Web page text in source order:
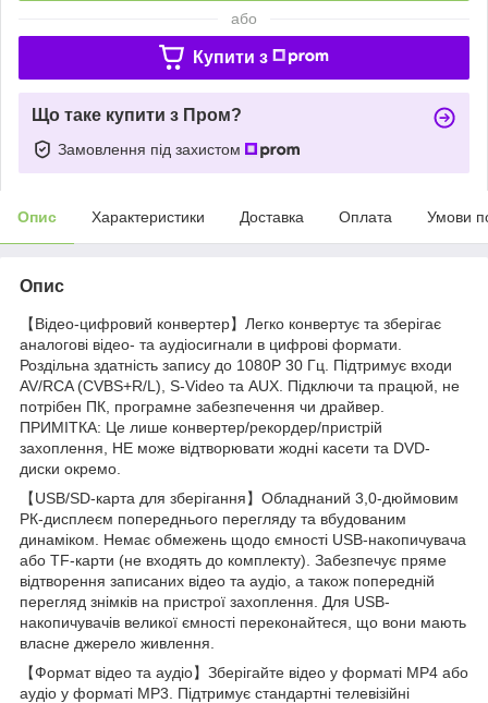
або
Купити з
Що таке купити з Пром?
Замовлення під захистом
Опис Характеристики Доставка Оплата Умови
Опис
【Відео-цифровий конвертер】Легко конвертує та зберігає
аналогові відео- та аудіосигнали в цифрові формати.
Роздільна здатність запису до 1080P 30 Гц. Підтримує входи
AV/RCA (CVBS+R/L), S-Video та AUX. Підключи та працюй, не
потрібен ПК, програмне забезпечення чи драйвер.
ПРИМІТКА: Це лише конвертер/рекордер/пристрій
захоплення, НЕ може відтворювати жодні касети та DVD-
диски окремо.
【USB/SD-карта для зберігання】Обладнаний 3,0-дюймовим
РК-дисплеєм попереднього перегляду та вбудованим
динаміком. Немає обмежень щодо ємності USB-накопичувача
або TF-карти (не входять до комплекту). Забезпечує пряме
відтворення записаних відео та аудіо, а також попередній
перегляд знімків на пристрої захоплення. Для USB-
накопичувачів великої ємності переконайтеся, що вони мають
власне джерело живлення.
【Формат відео та аудіо】Зберігайте відео у форматі MP4 або
аудіо у форматі MP3. Підтримує стандартні телевізійні